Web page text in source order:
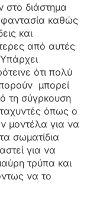
στο διάστημα
καθώς
και
από αυτές
ότι πολύ
μπορεί
τη σύγρκουση
όπως ο
μοντέλα για να
σωματίδια
για να
τρύπα και
να το